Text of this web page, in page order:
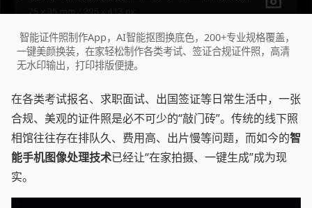
智能证件照制作App，AI智能抠图换底色，200+专业规格覆盖，
一键美颜换装，在家轻松制作各类考试、签证合规证件照，高清
无水印输出，打印排版便捷。
在各类考试报名、求职面试、出国签证等日常生活中，一张
合规、美观的证件照是必不可少的“敲门砖”。传统的线下照
相馆往往存在排队久、费用高、出片慢等问题，而如今的智
能手机图像处理技术已经让“在家拍摄、一键生成”成为现
实。